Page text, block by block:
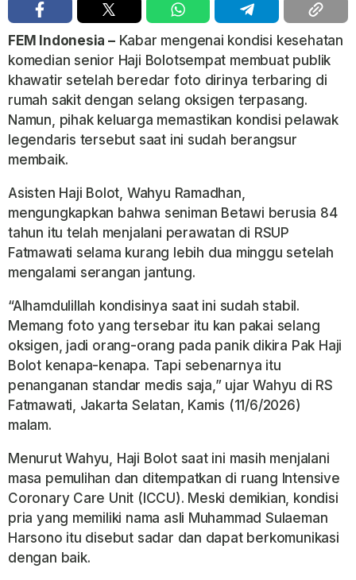
FEM Indonesia –Kabar mengenai kondisi kesehatan
komedian senior Haji Bolotsempat membuat publik
khawatir setelah beredar foto dirinya terbaring di
rumah sakit dengan selang oksigen terpasang.
Namun, pihak keluarga memastikan kondisi pelawak
legendaris tersebut saat ini sudah berangsur
membaik.
Asisten Haji Bolot, Wahyu Ramadhan,
mengungkapkan bahwa seniman Betawi berusia 84
tahun itu telah menjalani perawatan di RSUP
Fatmawati selama kurang lebih dua minggu setelah
mengalami serangan jantung.
“Alhamdulillah kondisinya saat ini sudah stabil.
Memang foto yang tersebar itu kan pakai selang
oksigen, jadi orang-orang pada panik dikira Pak Haji
Bolot kenapa-kenapa. Tapi sebenarnya itu
penanganan standar medis saja,” ujar Wahyu di RS
Fatmawati, Jakarta Selatan, Kamis (11/6/2026)
malam.
Menurut Wahyu, Haji Bolot saat ini masih menjalani
masa pemulihan dan ditempatkan di ruang Intensive
Coronary Care Unit (ICCU). Meski demikian, kondisi
pria yang memiliki nama asli Muhammad Sulaeman
Harsono itu disebut sadar dan dapat berkomunikasi
dengan baik.